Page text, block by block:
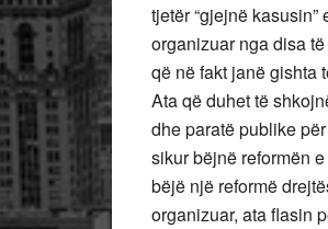
tjetër “gjejnë
organizuar nga disa
që në fakt janë gishta
Ata që duhet të
dhe paratë publike
sikur bëjnë reformën
bëjë një reformë
organizuar, ata flasin